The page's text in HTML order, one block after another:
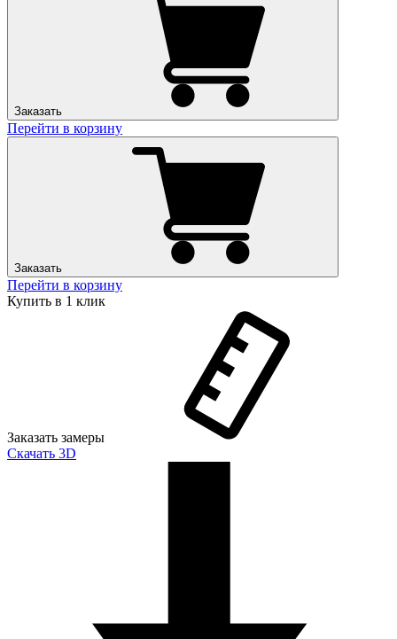
Заказать
Перейти в корзину
Заказать
Перейти в корзину
Купить в 1 клик
Заказать замеры
Скачать 3D